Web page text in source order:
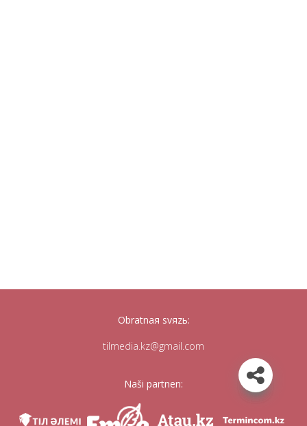
Obratnaя svяzь:
tilmedia.kz@gmail.com
Naši partnerı: